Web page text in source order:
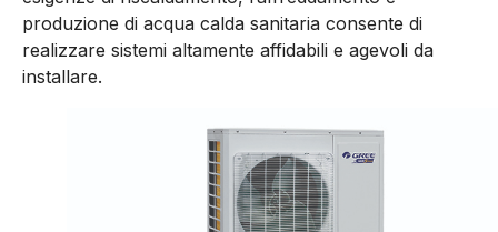
produzione di acqua calda sanitaria consente di
realizzare sistemi altamente affidabili e agevoli da
installare.